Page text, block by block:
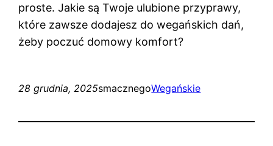
proste. Jakie są Twoje ulubione przyprawy,
które zawsze dodajesz do wegańskich dań,
żeby poczuć domowy komfort?
28 grudnia, 2025smacznegoWegańskie